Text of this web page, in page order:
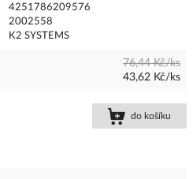
4251786209576
2002558
K2 SYSTEMS
76,44 Kč/ks
43,62 Kč/ks
do košíku